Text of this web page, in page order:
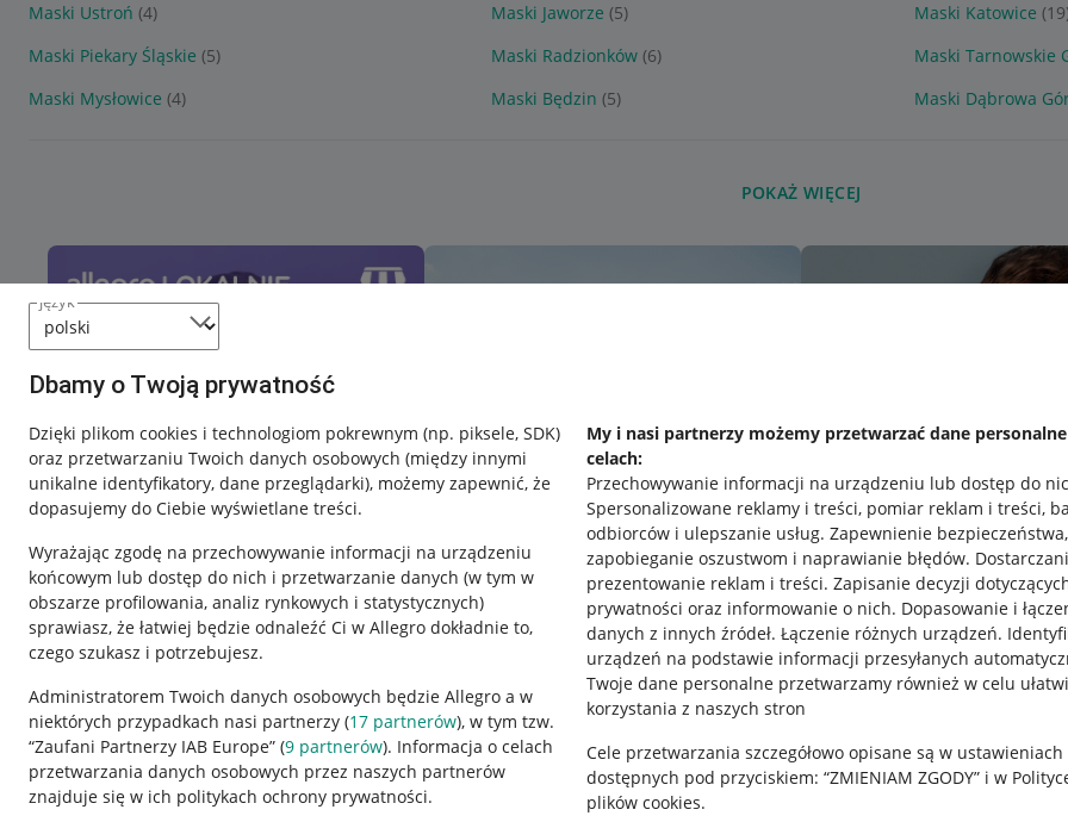
język
Dbamy o Twoją prywatność
Dzięki plikom cookies i technologiom pokrewnym (np. piksele, SDK)
oraz przetwarzaniu Twoich danych osobowych (między innymi
unikalne identyfikatory, dane przeglądarki), możemy zapewnić, że
dopasujemy do Ciebie wyświetlane treści.
Wyrażając zgodę na przechowywanie informacji na urządzeniu
końcowym lub dostęp do nich i przetwarzanie danych (w tym w
obszarze profilowania, analiz rynkowych i statystycznych)
sprawiasz, że łatwiej będzie odnaleźć Ci w Allegro dokładnie to,
czego szukasz i potrzebujesz.
Administratorem Twoich danych osobowych będzie Allegro a w
niektórych przypadkach nasi partnerzy (17 partnerów), w tym tzw.
“Zaufani Partnerzy IAB Europe” (9 partnerów). Informacja o celach
przetwarzania danych osobowych przez naszych partnerów
znajduje się w ich politykach ochrony prywatności.
My i nasi partnerzy możemy przetwarzać dane
celach:
Przechowywanie informacji na urządzeniu lub dostęp do
Spersonalizowane reklamy i treści, pomiar reklam i treści,
odbiorców i ulepszanie usług. Zapewnienie bezpieczeństwa,
zapobieganie oszustwom i naprawianie błędów.
prezentowanie reklam i treści. Zapisanie decyzji
prywatności oraz informowanie o nich. Dopasowanie i
danych z innych źródeł. Łączenie różnych urządzeń.
urządzeń na podstawie informacji przesyłanych
Twoje dane personalne przetwarzamy również w celu
korzystania z naszych stron
Cele przetwarzania szczegółowo opisane są w ustawieniach
dostępnych pod przyciskiem: “ZMIENIAM ZGODY” i w
plików cookies.
Maski Ustroń (4) Maski Jaworze (5) Maski Katowice
Maski Piekary Śląskie (5) Maski Radzionków (6) Maski Tarnowskie
Maski Mysłowice (4) Maski Będzin (5) Maski Dąbrowa
POKAŻ WIĘCEJ
Przydatne informacje
Jak to działa
Napisz do nas
Allegro Gadane dla sprzedających
Regulamin
Polityka plików "cookies"
Ustawienia plików "cookies"
Pobierz aplikację